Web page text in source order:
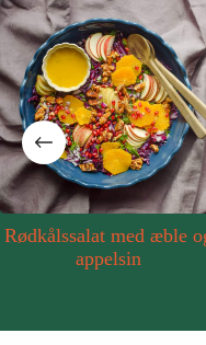
med æble og
appelsin